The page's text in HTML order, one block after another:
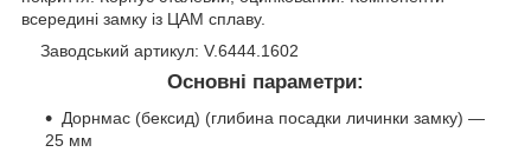
всередині замку із ЦАМ сплаву.
Заводський артикул: V.6444.1602
Основні параметри:
Дорнмас (бексид) (глибина посадки личинки замку) —
25 мм